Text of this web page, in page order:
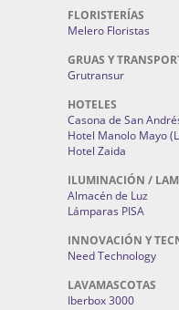
FLORISTERÍAS
Melero Floristas
GRUAS Y
Grutransur
HOTELES
Casona de San
Hotel Manolo Mayo
Hotel Zaida
ILUMINACIÓN /
Almacén de Luz
Lámparas PISA
INNOVACIÓN Y
Need Technology
LAVAMASCOTAS
Iberbox 3000